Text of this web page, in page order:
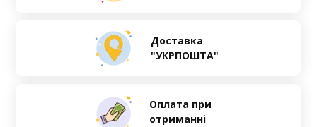
Оплата при
отриманні
Доставка
"УКРПОШТА"